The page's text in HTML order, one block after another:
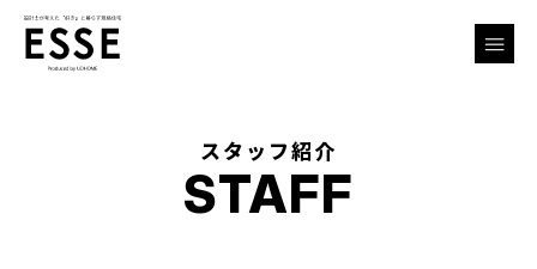
スタッフ紹介
STAFF